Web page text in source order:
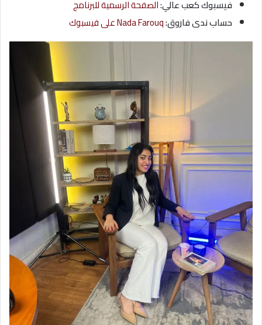
فيسبوك كعب عالي:الصفحة الرسمية للبرنامج
حساب ندى فاروق:Nada Farouq على فيسبوك